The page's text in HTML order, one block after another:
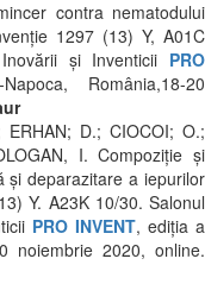
contra nematodului
1297 (13) Y, A01C
şi Inventicii PRO
România,18-20
ERHAN; D.; CIOCOI; O.;
I. Compoziţie şi
şi deparazitare a iepurilor
Y. A23K 10/30. Salonul
PRO INVENT, ediţia a
noiembrie 2020, online.